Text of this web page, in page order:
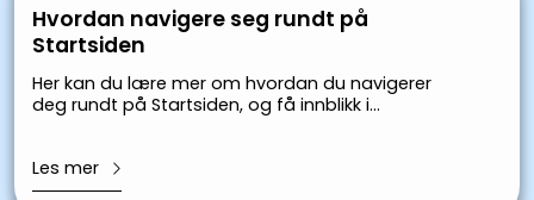
Hvordan navigere seg rundt på
Startsiden
Her kan du lære mer om hvordan du navigerer
deg rundt på Startsiden, og få innblikk i
Les mer